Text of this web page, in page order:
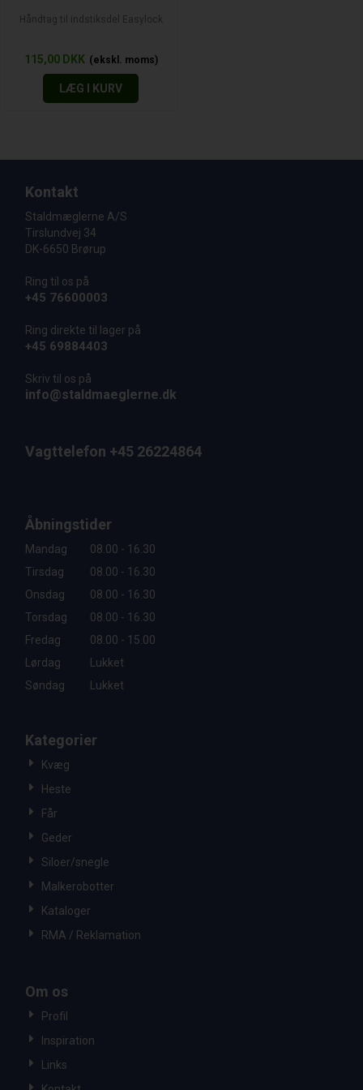
Håndtag til indstiksdel Easylock
115,00 DKK
LÆG I KURV
Kontakt
Staldmæglerne A/S
Tirslundvej 34
DK-6650 Brørup
Ring til os på
+45 76600003
Ring direkte til lager på
+45 69884403
Skriv til os på
info@staldmaeglerne.dk
Vagttelefon +45 26224864
Åbningstider
Mandag
08.00 - 16.30
Tirsdag
08.00 - 16.30
Onsdag
08.00 - 16.30
Torsdag
08.00 - 16.30
Fredag
08.00 - 15.00
Lørdag
Lukket
Søndag
Lukket
Kategorier
Kvæg
Heste
Får
Geder
Siloer/snegle
Malkerobotter
Kataloger
RMA / Reklamation
Om os
Profil
Inspiration
Links